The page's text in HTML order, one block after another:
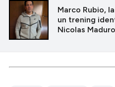
Marco Rubio,
un trening
Nicolas